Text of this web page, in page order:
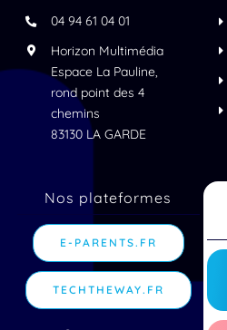
Nos plateformes
E-PARENTS.FR
TECHTHEWAY.FR
04 94 61 04 01
Horizon Multimédia
Espace La Pauline,
rond point des 4
chemins
83130 LA GARDE